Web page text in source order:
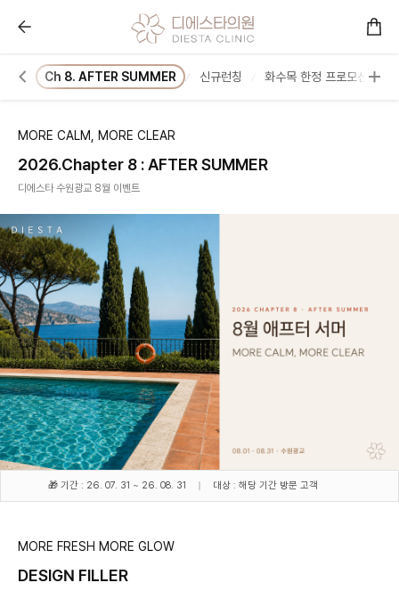
Ch 8. AFTER SUMMER :: 콜라겐을 아는 피부과 디에스
트 Ch 8. AFTER SUMMER 신규런칭 화수목 한정 프로모션
MORE CALM, MORE CLEAR
2026.Chapter 8 : AFTER SUMMER
디에스타 수원광교 8월 이벤트
🎁 기간 : 26. 07. 31 ~ 26. 08. 31 대상 : 해당 기간 방문 고객
MORE FRESH MORE GLOW
DESIGN FILLER